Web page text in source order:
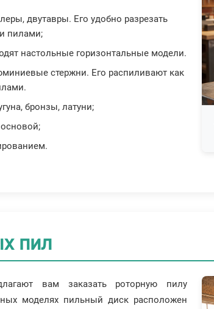
двутавры. Его удобно разрезать
пилами;
настольные горизонтальные модели.
стержни. Его распиливают как
бронзы, латуни;
пил
вам заказать роторную пилу
моделях пильный диск расположен